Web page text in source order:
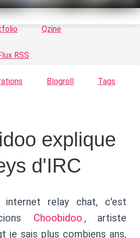
Qzine
RSS
Blogroll Tags
explique
d'IRC
relay chat, c'est
Choobidoo , artiste
je sais plus combiens ans,